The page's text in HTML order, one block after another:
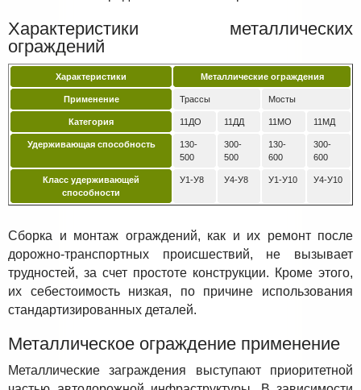
Характеристики металлических
ограждений
Характеристики Металлические ограждения
Применение Трассы Мосты
Категория 11ДО 11ДД 11МО 11МД
Удерживающая способность
130-
500
300-
500
130-
600
300-
600
Класс удерживающей
способности
У1-У8 У4-У8 У1-У10 У4-У10
Сборка и монтаж ограждений, как и их ремонт после
дорожно-транспортных происшествий, не вызывает
трудностей, за счет простоте конструкции. Кроме этого,
их себестоимость низкая, по причине использования
стандартизированных деталей.
Металлическое ограждение применение
Металлические заграждения выступают приоритетной